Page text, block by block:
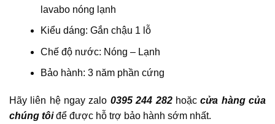
lavabo nóng lạnh
Kiểu dáng: Gắn chậu 1 lỗ
Chế độ nước: Nóng – Lạnh
Bảo hành: 3 năm phần cứng
Hãy liên hệ ngay zalo 0395 244 282hoặccửa hàng của
chúng tôiđể được hỗ trợ bảo hành sớm nhất.